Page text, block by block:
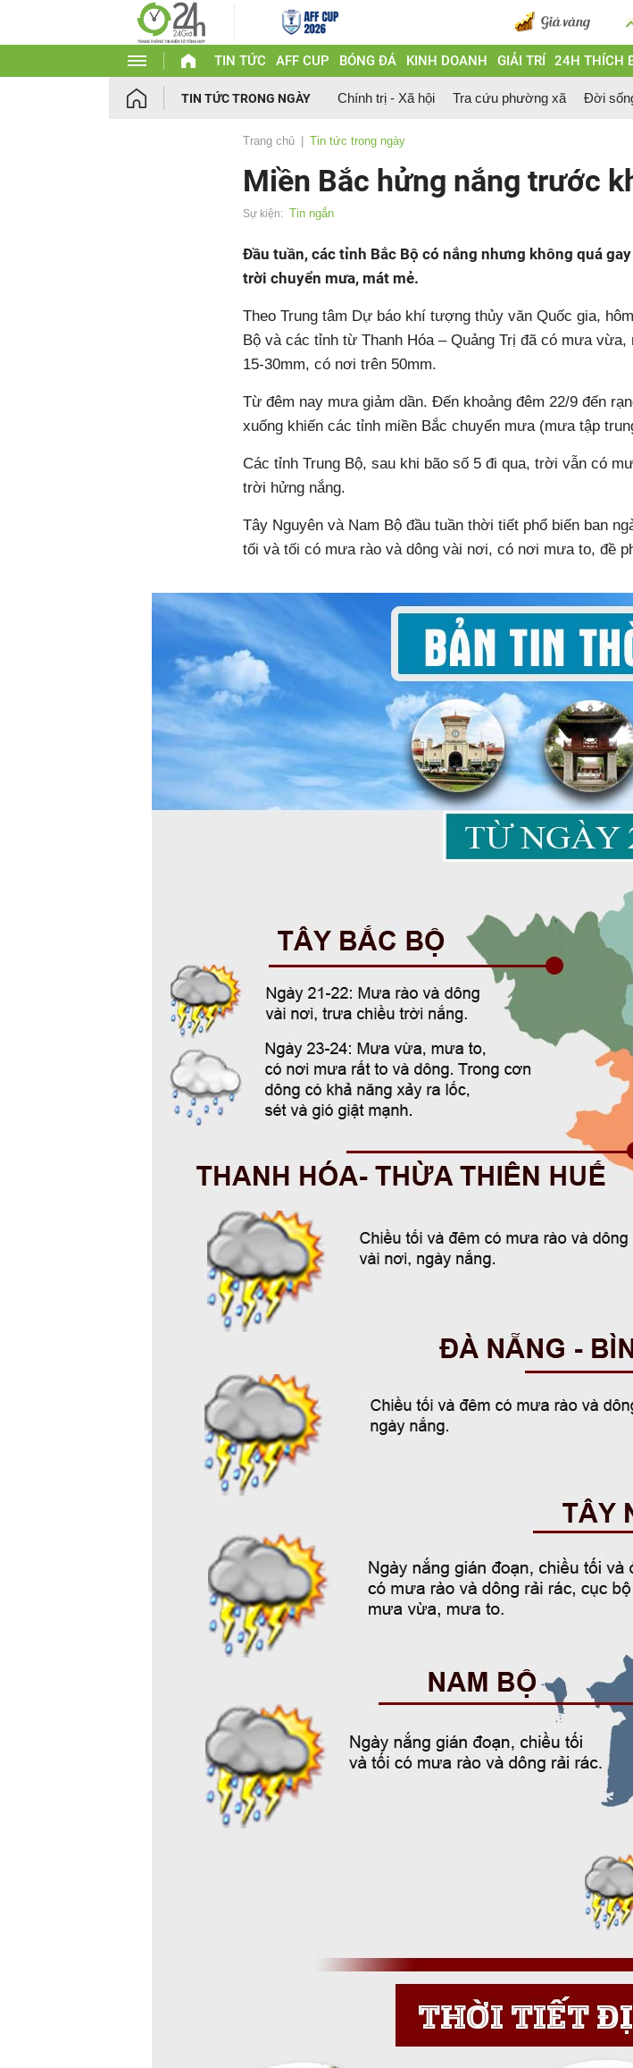
TIN TỨC AFF CUP BÓNG ĐÁ KINH DOANH GIẢI TRÍ 24H THÍCH
TIN TỨC TRONG NGÀY Chính trị - Xã hội Tra cứu phường xã Đời
Trang chủ Tin tức trong ngày
Miền Bắc hửng nắng trước
Sự kiện: Tin ngắn
Đầu tuần, các tỉnh Bắc Bộ có nắng nhưng không quá
trời chuyển mưa, mát mẻ.
Theo Trung tâm Dự báo khí tượng thủy văn Quốc gia,
Bộ và các tỉnh từ Thanh Hóa – Quảng Trị đã có mưa
15-30mm, có nơi trên 50mm.
Từ đêm nay mưa giảm dần. Đến khoảng đêm 22/9 đến
xuống khiến các tỉnh miền Bắc chuyển mưa (mưa tập
Các tỉnh Trung Bộ, sau khi bão số 5 đi qua, trời vẫn có
trời hửng nắng.
Tây Nguyên và Nam Bộ đầu tuần thời tiết phổ biến ban
tối và tối có mưa rào và dông vài nơi, có nơi mưa to, đề